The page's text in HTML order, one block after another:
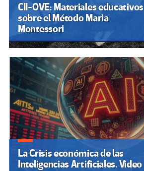
CII-OVE: Materiales educativos
sobre el Método Maria
Montessori
La Crisis económica de las
Inteligencias Artificiales. Video